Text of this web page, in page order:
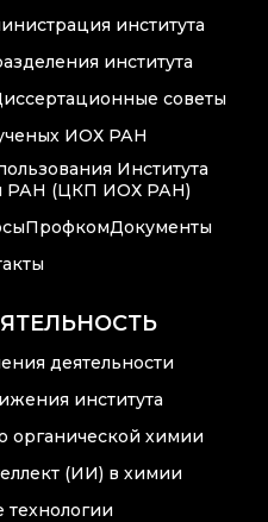
института
института
советы
ИОХ РАН
Института
РАН (ЦКП ИОХ РАН)
ПрофкомДокументы
деятельности
института
органической химии
(ИИ) в химии